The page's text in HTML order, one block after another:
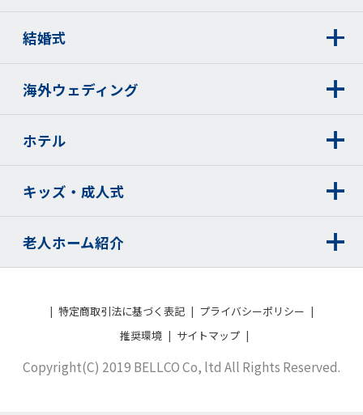
結婚式
海外ウェディング
ホテル
キッズ・成人式
老人ホーム紹介
特定商取引法に基づく表記
プライバシーポリシー
推奨環境
サイトマップ
Copyright(C) 2019 BELLCO Co, ltd All Rights Reserved.